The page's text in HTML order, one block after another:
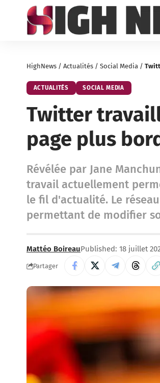
HighNews / Actualités / Social Media /
ACTUALITÉS SOCIAL MEDIA
Twitter
page plus
Révélée par Jane
travail actuellement
le fil d'actualité. Le
permettant de modifier
Mattéo BoireauPublished: 18 juillet
Partager